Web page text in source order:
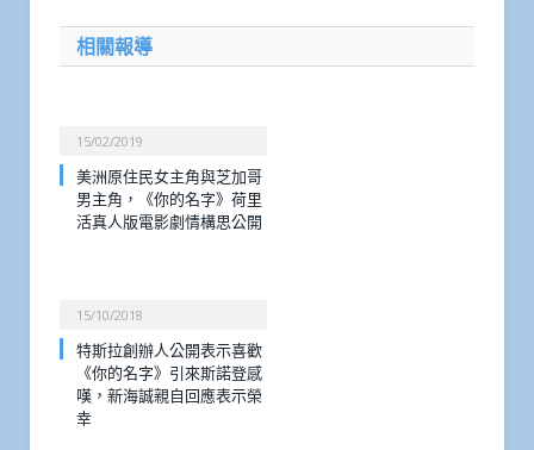
相關報導
15/02/2019
美洲原住民女主角與芝加哥
男主角，《你的名字》荷里
活真人版電影劇情構思公開
15/10/2018
特斯拉創辦人公開表示喜歡
《你的名字》引來斯諾登感
嘆，新海誠親自回應表示榮
幸